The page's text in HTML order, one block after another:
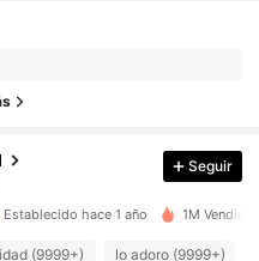
Seguir
Establecido hace 1 año 1M Vendido
(9999+) lo adoro (9999+)